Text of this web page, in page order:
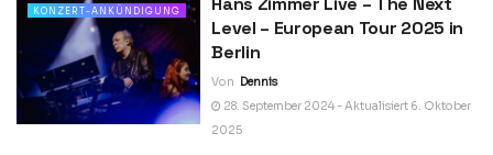
KONZERT-ANKÜNDIGUNG
Level – European Tour 2025 in
Berlin
Von Dennis
28. September 2024 - Aktualisiert 6. Oktober
2025